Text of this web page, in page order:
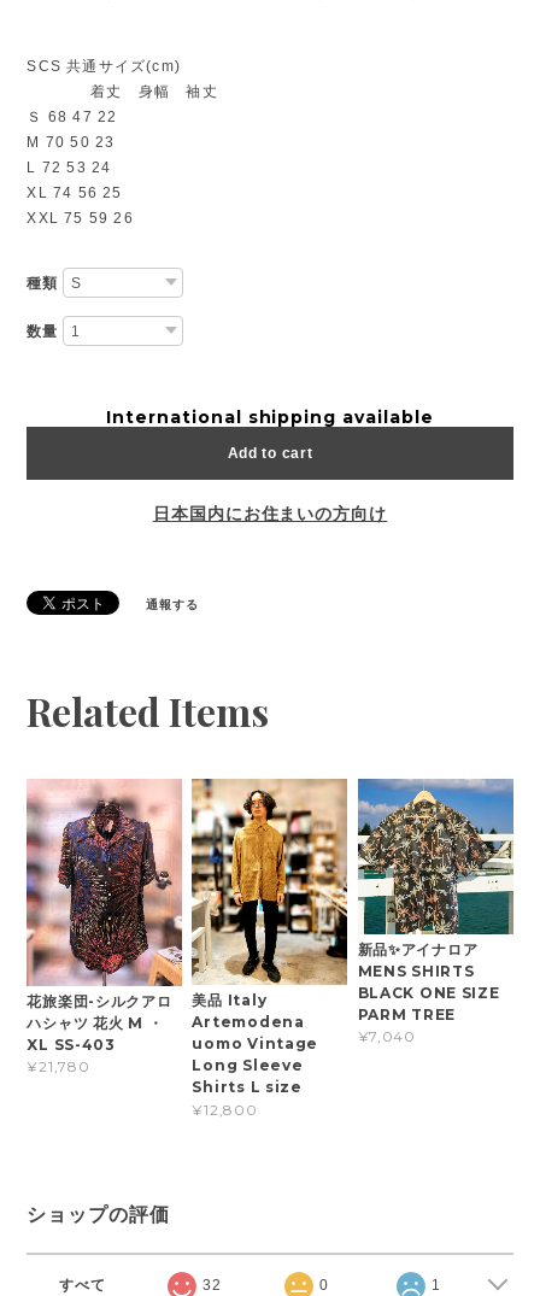
SCS 共通サイズ(cm)
着丈 身幅 袖丈
Ｓ 68 47 22
M 70 50 23
L 72 53 24
XL 74 56 25
XXL 75 59 26
種類
数量
International shipping available
Add to cart
日本国内にお住まいの方向け
通報する
Related Items
花旅楽団-シルクアロ
ハシャツ 花火 M ・
XL SS-403
¥21,780
美品 Italy
Artemodena
uomo Vintage
Long Sleeve
Shirts L size
¥12,800
新品✨アイナロア
MENS SHIRTS
BLACK ONE SIZE
PARM TREE
¥7,040
ショップの評価
すべて 32 0 1